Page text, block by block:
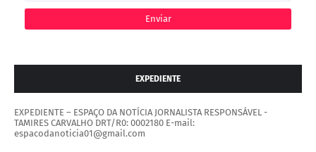
EXPEDIENTE
EXPEDIENTE – ESPAÇO DA NOTÍCIA JORNALISTA RESPONSÁVEL -
TAMIRES CARVALHO DRT/R0: 0002180 E-mail:
espacodanoticia01@gmail.com